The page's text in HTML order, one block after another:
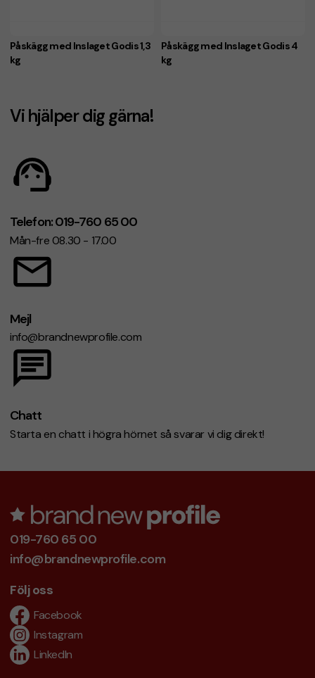
Påskägg med Inslaget Godis 1,3
kg
Påskägg med Inslaget Godis 4
kg
Vi hjälper dig gärna!
Telefon: 019-760 65 00
Mån-fre 08.30 - 17.00
Mejl
info@brandnewprofile.com
Chatt
Starta en chatt i högra hörnet så svarar vi dig direkt!
019-760 65 00
info@brandnewprofile.com
Följ oss
Facebook
Instagram
LinkedIn